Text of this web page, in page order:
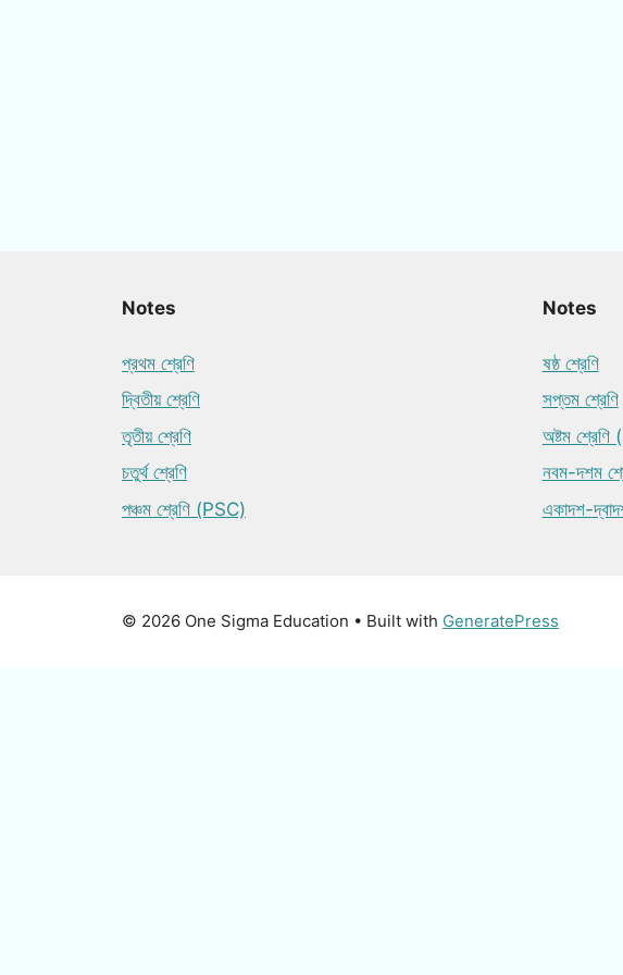
Notes
প্রথম শ্রেণি
দ্বিতীয় শ্রেণি
তৃতীয় শ্রেণি
চতুর্থ শ্রেণি
পঞ্চম শ্রেণি (PSC)
Notes
ষষ্ঠ শ্রেণি
সপ্তম শ্রেণি
অষ্টম
নবম-দশম
একাদশ-
© 2026 One Sigma Education • Built with GeneratePress